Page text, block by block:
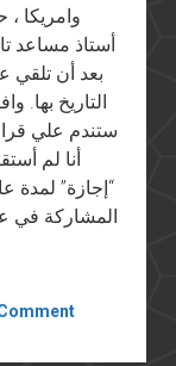
وامريكا
أستاذ مساعد
بعد أن تلقي
التاريخ بها.
ستندم علي
أنا لم
“إجازة” لمدة
المشاركة في